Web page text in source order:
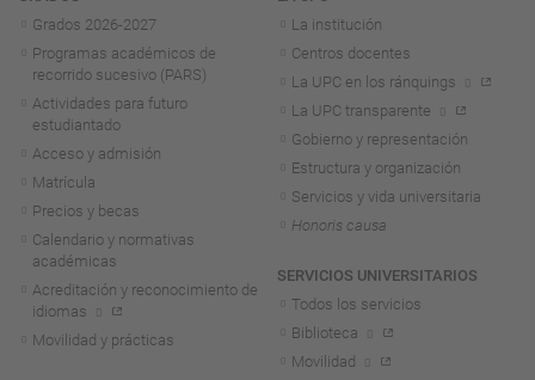
Grados 2026-2027
Programas académicos de
recorrido sucesivo (PARS)
Actividades para futuro
estudiantado
Acceso y admisión
Matrícula
Precios y becas
Calendario y normativas
académicas
Acreditación y reconocimiento de
idiomas
Movilidad y prácticas
La institución
Centros docentes
La UPC en los ránquings
La UPC transparente
Gobierno y representación
Estructura y organización
Servicios y vida universitaria
Honoris causa
SERVICIOS UNIVERSITARIOS
Todos los servicios
Biblioteca
Movilidad